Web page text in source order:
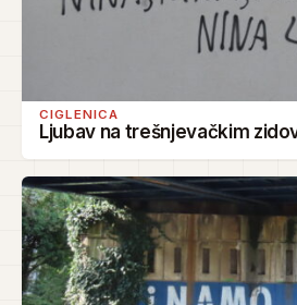
CIGLENICA
Ljubav na trešnjevačkim